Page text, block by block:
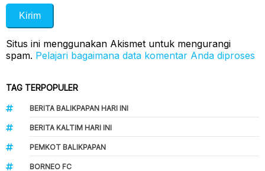
Situs ini menggunakan Akismet untuk mengurangi
spam. Pelajari bagaimana data komentar Anda diproses
TAG TERPOPULER
BERITA BALIKPAPAN HARI INI
BERITA KALTIM HARI INI
PEMKOT BALIKPAPAN
BORNEO FC